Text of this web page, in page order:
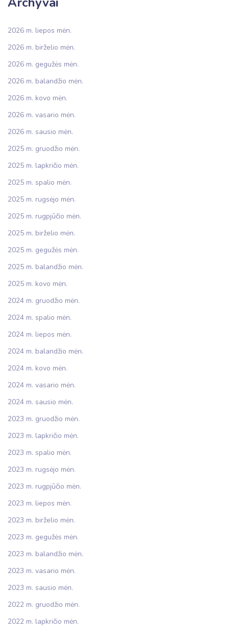
2026 m. liepos mėn.
2026 m. birželio mėn.
2026 m. gegužės mėn.
2026 m. balandžio mėn.
2026 m. kovo mėn.
2026 m. vasario mėn.
2026 m. sausio mėn.
2025 m. gruodžio mėn.
2025 m. lapkričio mėn.
2025 m. spalio mėn.
2025 m. rugsėjo mėn.
2025 m. rugpjūčio mėn.
2025 m. birželio mėn.
2025 m. gegužės mėn.
2025 m. balandžio mėn.
2025 m. kovo mėn.
2024 m. gruodžio mėn.
2024 m. spalio mėn.
2024 m. liepos mėn.
2024 m. balandžio mėn.
2024 m. kovo mėn.
2024 m. vasario mėn.
2024 m. sausio mėn.
2023 m. gruodžio mėn.
2023 m. lapkričio mėn.
2023 m. spalio mėn.
2023 m. rugsėjo mėn.
2023 m. rugpjūčio mėn.
2023 m. liepos mėn.
2023 m. birželio mėn.
2023 m. gegužės mėn.
2023 m. balandžio mėn.
2023 m. vasario mėn.
2023 m. sausio mėn.
2022 m. gruodžio mėn.
2022 m. lapkričio mėn.